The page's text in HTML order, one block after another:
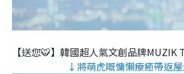
【送您🐯】韓國超人氣文創品牌MUZIK
↓將萌虎嘅慵懶療癒帶返